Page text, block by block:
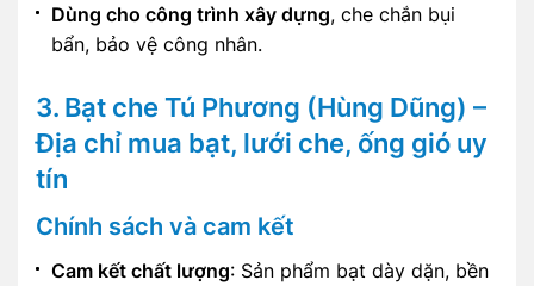
Dùng cho công trình xây dựng, che chắn bụi
bẩn, bảo vệ công nhân.
3. Bạt che Tú Phương (Hùng Dũng) –
Địa chỉ mua bạt, lưới che, ống gió uy
tín
Chính sách và cam kết
Cam kết chất lượng: Sản phẩm bạt dày dặn, bền